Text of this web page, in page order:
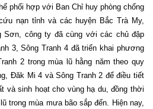
phối hợp với Ban Chỉ huy phòng chống
nạn tỉnh và các huyện Bắc Trà My,
Sơn, công ty đã cùng với các chủ đập
3, Sông Tranh 4 đã triển khai phương
2 trong mùa lũ hằng năm theo quy
Đăk Mi 4 và Sông Tranh 2 để điều tiết
và sinh hoạt cho vùng hạ du, đồng thời
trong mùa mưa bão sắp đến. Hiện nay,